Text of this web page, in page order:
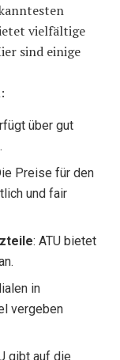
vielfältige
sind einige
über gut
Preise für den
und fair
: ATU bietet
in
vergeben
gibt auf die